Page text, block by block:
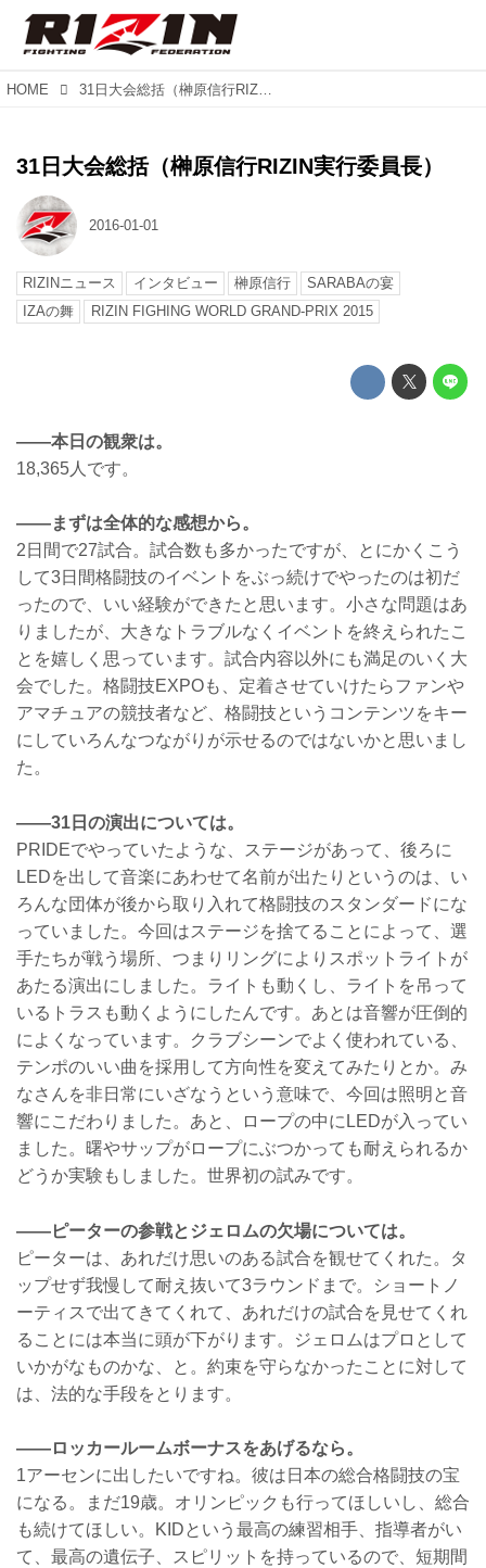
HOME 31日大会総括（榊原信行RIZIN実行委員長）
31日大会総括（榊原信行RIZIN実行委員長）
2016-01-01
RIZINニュース インタビュー 榊原信行
SARABAの宴
IZAの舞
RIZIN FIGHING WORLD GRAND-PRIX 2015
――本日の観衆は。
18,365人です。
――まずは全体的な感想から。
2日間で27試合。試合数も多かったですが、とにかくこう
して3日間格闘技のイベントをぶっ続けでやったのは初だ
ったので、いい経験ができたと思います。小さな問題はあ
りましたが、大きなトラブルなくイベントを終えられたこ
とを嬉しく思っています。試合内容以外にも満足のいく大
会でした。格闘技EXPOも、定着させていけたらファンや
アマチュアの競技者など、格闘技というコンテンツをキー
にしていろんなつながりが示せるのではないかと思いまし
た。
――31日の演出については。
PRIDEでやっていたような、ステージがあって、後ろに
LEDを出して音楽にあわせて名前が出たりというのは、い
ろんな団体が後から取り入れて格闘技のスタンダードにな
っていました。今回はステージを捨てることによって、選
手たちが戦う場所、つまりリングによりスポットライトが
あたる演出にしました。ライトも動くし、ライトを吊って
いるトラスも動くようにしたんです。あとは音響が圧倒的
によくなっています。クラブシーンでよく使われている、
テンポのいい曲を採用して方向性を変えてみたりとか。み
なさんを非日常にいざなうという意味で、今回は照明と音
響にこだわりました。あと、ロープの中にLEDが入ってい
ました。曙やサップがロープにぶつかっても耐えられるか
どうか実験もしました。世界初の試みです。
――ピーターの参戦とジェロムの欠場については。
ピーターは、あれだけ思いのある試合を観せてくれた。タ
ップせず我慢して耐え抜いて3ラウンドまで。ショートノ
ーティスで出てきてくれて、あれだけの試合を見せてくれ
ることには本当に頭が下がります。ジェロムはプロとして
いかがなものかな、と。約束を守らなかったことに対して
は、法的な手段をとります。
――ロッカールームボーナスをあげるなら。
1アーセンに出したいですね。彼は日本の総合格闘技の宝
になる。まだ19歳。オリンピックも行ってほしいし、総合
も続けてほしい。KIDという最高の練習相手、指導者がい
て、最高の遺伝子、スピリットを持っているので、短期間